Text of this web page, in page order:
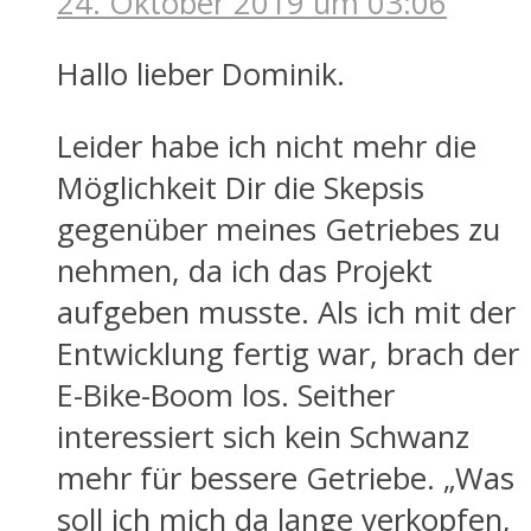
Hallo lieber Dominik.
Leider habe ich nicht mehr die
Möglichkeit Dir die Skepsis
gegenüber meines Getriebes zu
nehmen, da ich das Projekt
aufgeben musste. Als ich mit der
Entwicklung fertig war, brach der
E-Bike-Boom los. Seither
interessiert sich kein Schwanz
mehr für bessere Getriebe. „Was
soll ich mich da lange verkopfen,